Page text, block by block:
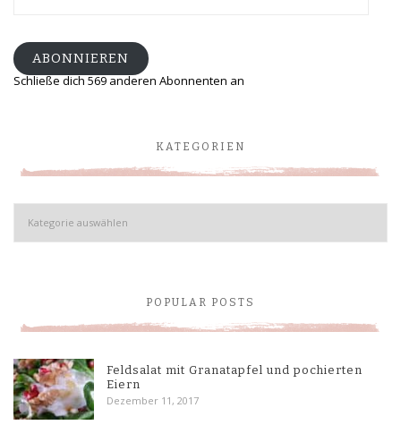
ABONNIEREN
Schließe dich 569 anderen Abonnenten an
KATEGORIEN
Kategorien
POPULAR POSTS
Feldsalat mit Granatapfel und pochierten
Eiern
Dezember 11, 2017